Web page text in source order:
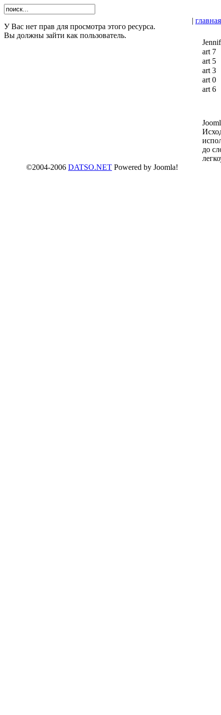
У Вас нет прав для просмотра этого ресурса.
Вы должны зайти как пользователь.
| главная
art 7
art 5
art 3
art 0
art 6
до
©2004-2006 DATSO.NET Powered by Joomla!